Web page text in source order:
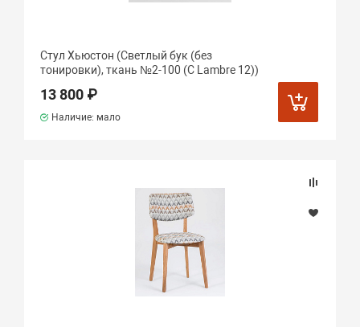
Стул Хьюстон (Светлый бук (без
тонировки), ткань №2-100 (C Lambre 12))
13 800 ₽
Наличие: мало